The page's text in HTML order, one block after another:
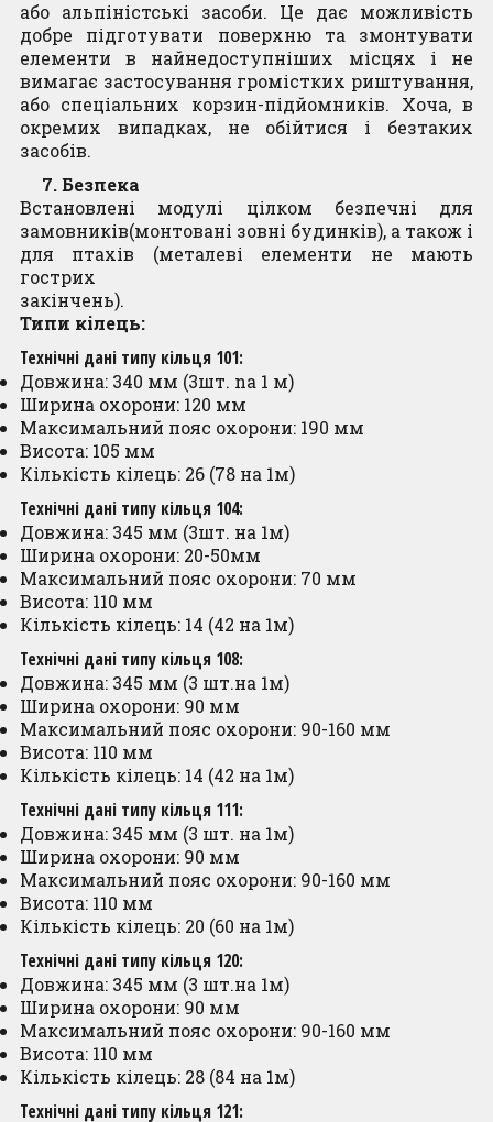
або альпіністські засоби. Це дає можливість
добре підготувати поверхню та змонтувати
елементи в найнедоступніших місцях і не
вимагає застосування громістких риштування,
або спеціальних корзин-підйомників. Хоча, в
окремих випадках, не обійтися і безтаких
засобів.
7. Безпека
Встановлені модулі цілком безпечні для
замовників(монтовані зовні будинків), а також і
для птахів (металеві елементи не мають
гострих
закінчень).
Типи кілець:
Технічні дані типу кільця 101:
Довжина: 340 мм (3шт. na 1 м)
Ширина охорони: 120 мм
Максимальний пояс охорони: 190 мм
Висота: 105 мм
Кількість кілець: 26 (78 на 1м)
Технічні дані типу кільця 104:
Довжина: 345 мм (3шт. на 1м)
Ширина охорони: 20-50мм
Максимальний пояс охорони: 70 мм
Висота: 110 мм
Кількість кілець: 14 (42 на 1м)
Технічні дані типу кільця 108:
Довжина: 345 мм (3 шт.на 1м)
Ширина охорони: 90 мм
Максимальний пояс охорони: 90-160 мм
Висота: 110 мм
Кількість кілець: 14 (42 на 1м)
Технічні дані типу кільця 111:
Довжина: 345 мм (3 шт. на 1м)
Ширина охорони: 90 мм
Максимальний пояс охорони: 90-160 мм
Висота: 110 мм
Кількість кілець: 20 (60 на 1м)
Технічні дані типу кільця 120:
Довжина: 345 мм (3 шт.на 1м)
Ширина охорони: 90 мм
Максимальний пояс охорони: 90-160 мм
Висота: 110 мм
Кількість кілець: 28 (84 на 1м)
Технічні дані типу кільця 121: